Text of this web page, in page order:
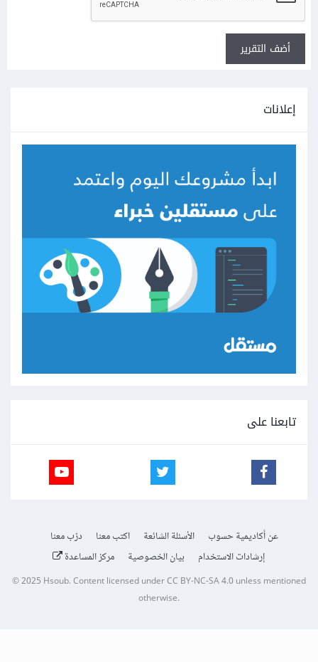
أضف التقرير
إعلانات
تابعنا على
عن أكاديمية حسوب الأسئلة الشائعة اكتب معنا
درّب معنا
إرشادات الاستخدام
بيان الخصوصية مركز المساعدة
© 2025 Hsoub.Content licensed underCC BY-NC-SA 4.0unless mentioned
otherwise.